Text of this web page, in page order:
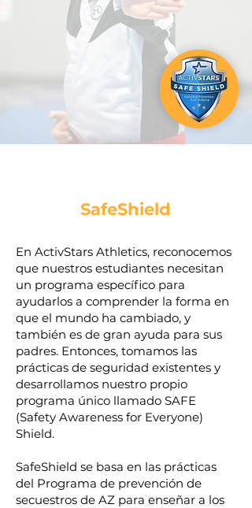
SafeShield
En ActivStars Athletics, reconocemos
que nuestros estudiantes necesitan
un programa específico para
ayudarlos a comprender la forma en
que el mundo ha cambiado, y
también es de gran ayuda para sus
padres. Entonces, tomamos las
prácticas de seguridad existentes y
desarrollamos nuestro propio
programa único llamado SAFE
(Safety Awareness for Everyone)
Shield.
SafeShield se basa en las prácticas
del Programa de prevención de
secuestros de AZ para enseñar a los